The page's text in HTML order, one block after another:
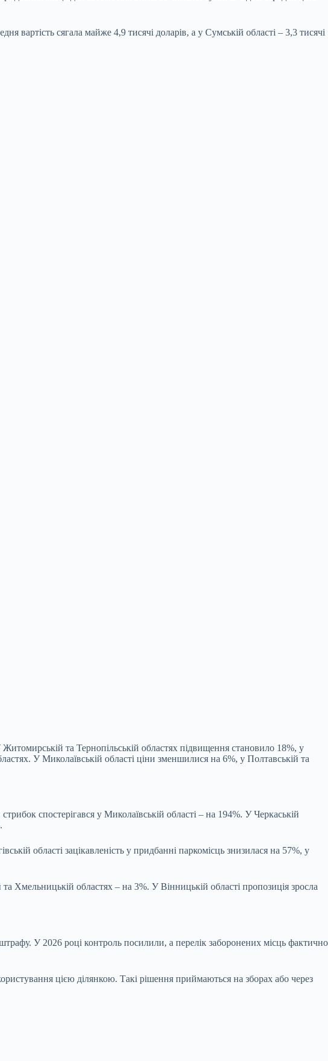
вартість сягала майже 4,9 тисячі доларів, а у Сумській області – 3,3 тисячі
Житомирській та Тернопільській областях підвищення становило 18%, у
У Миколаївській області ціни зменшилися на 6%, у Полтавській та
спостерігався у Миколаївській області – на 194%. У Черкаській
області зацікавленість у придбанні паркомісць знизилася на 57%, у
Хмельницькій областях – на 3%. У Вінницькій області пропозиція зросла
У 2026 році контроль посилили, а перелік заборонених місць фактично
цією ділянкою. Такі рішення приймаються на зборах або через